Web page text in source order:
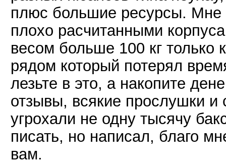
плюс большие ресурсы. Мне
плохо расчитанными
весом больше 100 кг только
рядом который потерял
лезьте в это, а накопите
отзывы, всякие прослушки и
угрохали не одну тысячу
писать, но написал, благо
вам.